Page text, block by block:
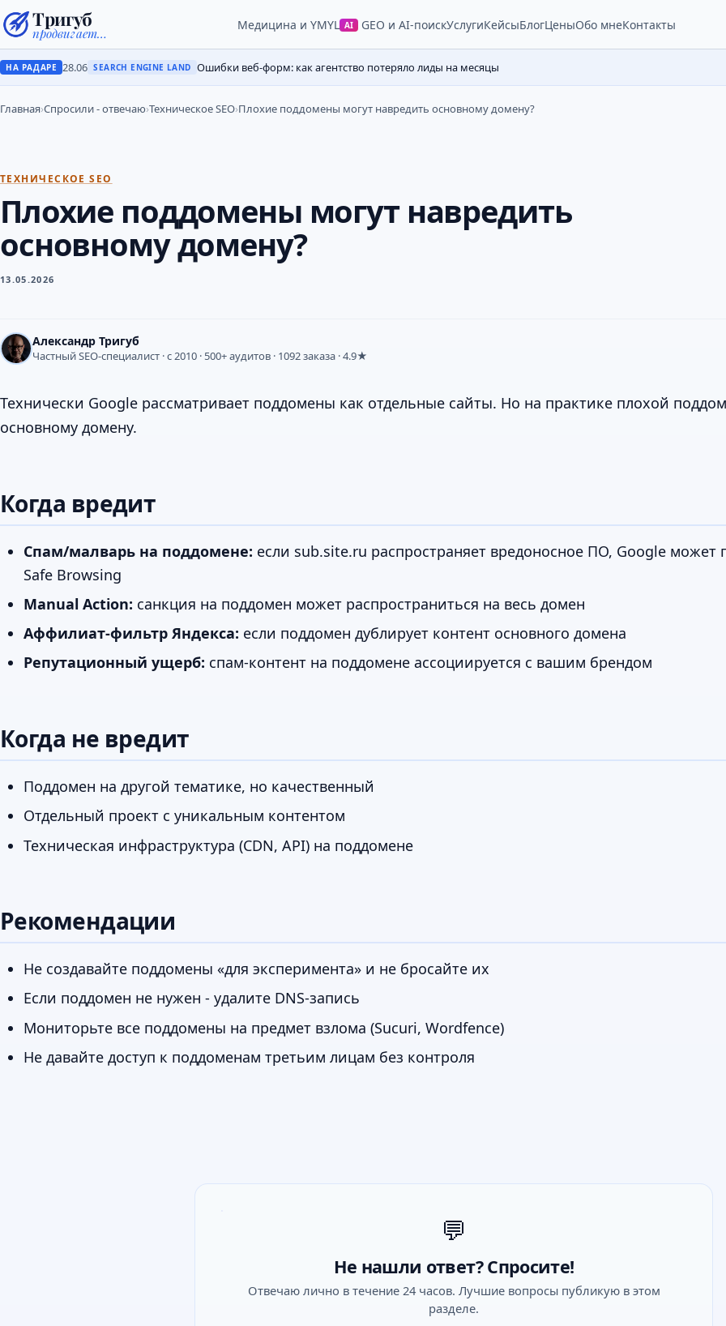
Тригуб
продвигает…
Медицина и YMYL AI GEO и AI-поискУслугиКейсыБлогЦеныОбо мнеКонтакты
НА РАДАРЕ 28.06 SEARCH ENGINE LAND Ошибки веб-форм: как агентство потеряло лиды на месяцы
Главная›Спросили - отвечаю›Техническое SEO›Плохие поддомены могут навредить основному домену?
ТЕХНИЧЕСКОЕ SEO
Плохие поддомены могут навредить
основному домену?
13.05.2026
Александр Тригуб
Частный SEO-специалист · с 2010 · 500+ аудитов · 1092 заказа · 4.9★
Технически Google рассматривает поддомены как отдельные сайты. Но на практике плохой
основному домену.
Когда вредит
Спам/малварь на поддомене: если sub.site.ru распространяет вредоносное ПО, Google может
Safe Browsing
Manual Action: санкция на поддомен может распространиться на весь домен
Аффилиат-фильтр Яндекса: если поддомен дублирует контент основного домена
Репутационный ущерб: спам-контент на поддомене ассоциируется с вашим брендом
Когда не вредит
Поддомен на другой тематике, но качественный
Отдельный проект с уникальным контентом
Техническая инфраструктура (CDN, API) на поддомене
Рекомендации
Не создавайте поддомены «для эксперимента» и не бросайте их
Если поддомен не нужен - удалите DNS-запись
Мониторьте все поддомены на предмет взлома (Sucuri, Wordfence)
Не давайте доступ к поддоменам третьим лицам без контроля
💬
Не нашли ответ? Спросите!
Отвечаю лично в течение 24 часов. Лучшие вопросы публикую в этом
разделе.